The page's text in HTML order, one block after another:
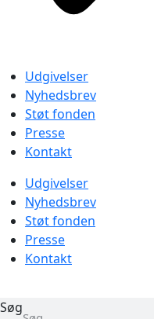
Udgivelser
Nyhedsbrev
Støt fonden
Presse
Kontakt
Udgivelser
Nyhedsbrev
Støt fonden
Presse
Kontakt
Søg